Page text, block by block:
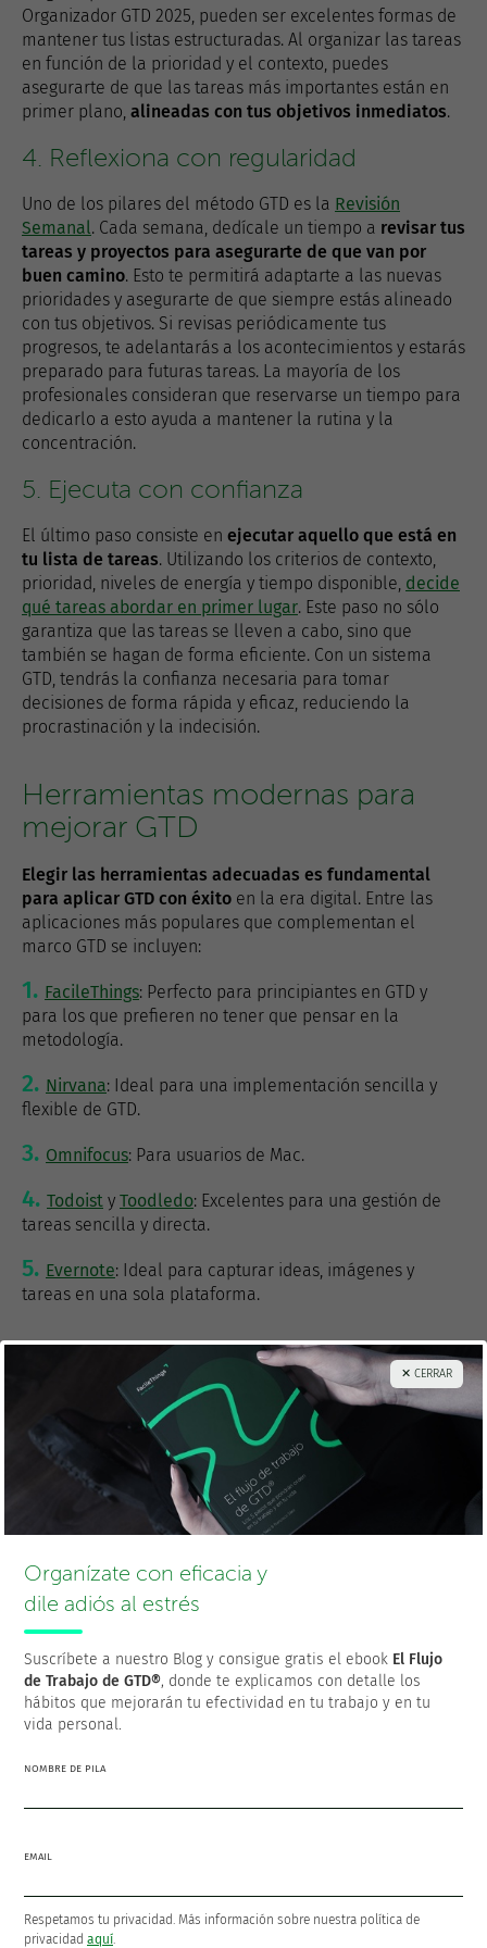
Organizador GTD 2025, pueden ser excelentes formas de
mantener tus listas estructuradas. Al organizar las tareas
en función de la prioridad y el contexto, puedes
asegurarte de que las tareas más importantes están en
primer plano, alineadas con tus objetivos inmediatos.
4. Reflexiona con regularidad
Uno de los pilares del método GTD es la Revisión
Semanal. Cada semana, dedícale un tiempo a revisar tus
tareas y proyectos para asegurarte de que van por
buen camino. Esto te permitirá adaptarte a las nuevas
prioridades y asegurarte de que siempre estás alineado
con tus objetivos. Si revisas periódicamente tus
progresos, te adelantarás a los acontecimientos y estarás
preparado para futuras tareas. La mayoría de los
profesionales consideran que reservarse un tiempo para
dedicarlo a esto ayuda a mantener la rutina y la
concentración.
5. Ejecuta con confianza
El último paso consiste en ejecutar aquello que está en
tu lista de tareas. Utilizando los criterios de contexto,
prioridad, niveles de energía y tiempo disponible, decide
qué tareas abordar en primer lugar. Este paso no sólo
garantiza que las tareas se lleven a cabo, sino que
también se hagan de forma eficiente. Con un sistema
GTD, tendrás la confianza necesaria para tomar
decisiones de forma rápida y eficaz, reduciendo la
procrastinación y la indecisión.
Herramientas modernas para
mejorar GTD
Elegir las herramientas adecuadas es fundamental
para aplicar GTD con éxito en la era digital. Entre las
aplicaciones más populares que complementan el
marco GTD se incluyen:
FacileThings: Perfecto para principiantes en GTD y
para los que prefieren no tener que pensar en la
metodología.
Nirvana: Ideal para una implementación sencilla y
flexible de GTD.
Omnifocus: Para usuarios de Mac.
Todoist y Toodledo: Excelentes para una gestión de
tareas sencilla y directa.
Evernote: Ideal para capturar ideas, imágenes y
tareas en una sola plataforma.
Cada una de estas herramientas ofrece una serie de
características únicas adaptadas a la productividad
digital, lo que te permite flexibilidad para personalizar y
adaptar el método GTD a tus necesidades personales o
profesionales.
Aprende GTD®
practicando
30% de descuento para
principiantes
muchas personas se enfrentan a la sobrecarga cognitiva,
✕ CERRAR
Organízate con eficacia y
dile adiós al estrés
Suscríbete a nuestro Blog y consigue gratis el ebook El Flujo
de Trabajo de GTD®, donde te explicamos con detalle los
hábitos que mejorarán tu efectividad en tu trabajo y en tu
vida personal.
NOMBRE DE PILA
EMAIL
Respetamos tu privacidad. Más información sobre nuestra política de
privacidad aquí